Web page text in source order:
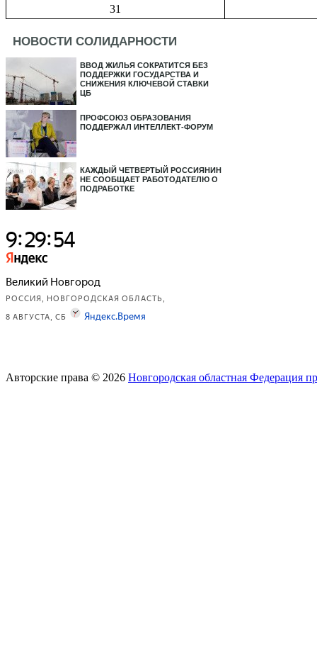
31
НОВОСТИ СОЛИДАРНОСТИ
ВВОД ЖИЛЬЯ СОКРАТИТСЯ БЕЗ
ПОДДЕРЖКИ ГОСУДАРСТВА И
СНИЖЕНИЯ КЛЮЧЕВОЙ СТАВКИ
ЦБ
ПРОФСОЮЗ ОБРАЗОВАНИЯ
ПОДДЕРЖАЛ ИНТЕЛЛЕКТ-ФОРУМ
КАЖДЫЙ ЧЕТВЕРТЫЙ РОССИЯНИН
НЕ СООБЩАЕТ РАБОТОДАТЕЛЮ О
ПОДРАБОТКЕ
Авторские права © 2026 Новгородская областная Федерация